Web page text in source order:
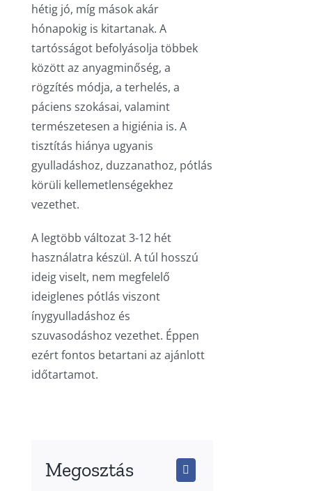
hétig jó, míg mások akár
hónapokig is kitartanak. A
tartósságot befolyásolja többek
között az anyagminőség, a
rögzítés módja, a terhelés, a
páciens szokásai, valamint
természetesen a higiénia is. A
tisztítás hiánya ugyanis
gyulladáshoz, duzzanathoz, pótlás
körüli kellemetlenségekhez
vezethet.
A legtöbb változat 3-12 hét
használatra készül. A túl hosszú
ideig viselt, nem megfelelő
ideiglenes pótlás viszont
ínygyulladáshoz és
szuvasodáshoz vezethet. Éppen
ezért fontos betartani az ajánlott
időtartamot.
Megosztás